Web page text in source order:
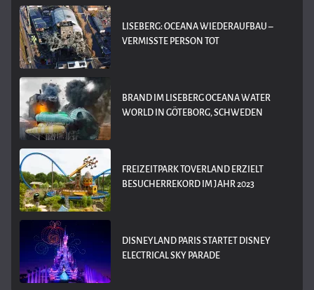
LISEBERG: OCEANA WIEDERAUFBAU –
VERMISSTE PERSON TOT
BRAND IM LISEBERG OCEANA WATER
WORLD IN GÖTEBORG, SCHWEDEN
FREIZEITPARK TOVERLAND ERZIELT
BESUCHERREKORD IM JAHR 2023
DISNEYLAND PARIS STARTET DISNEY
ELECTRICAL SKY PARADE